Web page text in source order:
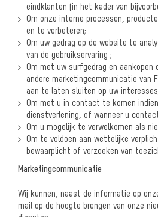
eindklanten (in het kader van
Om onze interne processen,
en te verbeteren;
Om uw gedrag op de website te
van de gebruikservaring ;
Om met uw surfgedrag en aankopen
andere marketingcommunicatie van
aan te laten sluiten op uw
Om met u in contact te komen
dienstverlening, of wanneer u
Om u mogelijk te verwelkomen als
Om te voldoen aan wettelijke
bewaarplicht of verzoeken van
Marketingcommunicatie
Wij kunnen, naast de informatie op
mail op de hoogte brengen van onze